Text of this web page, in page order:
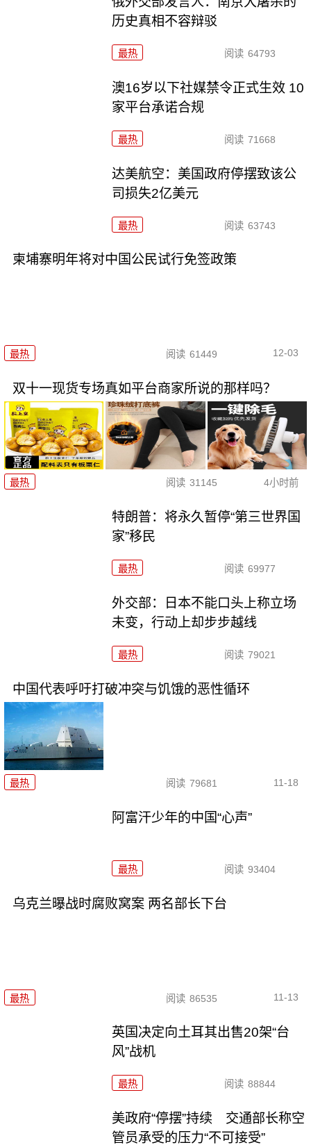
历史真相不容辩驳
最热 阅读 64793
澳16岁以下社媒禁令正式生效 10
家平台承诺合规
最热 阅读 71668
达美航空：美国政府停摆致该公
司损失2亿美元
最热 阅读 63743
柬埔寨明年将对中国公民试行免签政策
最热 阅读 61449 12-03
双十一现货专场真如平台商家所说的那样吗？
最热 阅读 31145 4小时前
特朗普：将永久暂停“第三世界国
家”移民
最热 阅读 69977
外交部：日本不能口头上称立场
未变，行动上却步步越线
最热 阅读 79021
中国代表呼吁打破冲突与饥饿的恶性循环
最热 阅读 79681 11-18
阿富汗少年的中国“心声”
最热 阅读 93404
乌克兰曝战时腐败窝案 两名部长下台
最热 阅读 86535 11-13
英国决定向土耳其出售20架“台
风”战机
最热 阅读 88844
美政府“停摆”持续 交通部长称空
管员承受的压力“不可接受”